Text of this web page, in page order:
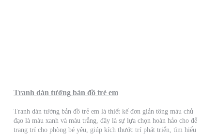
Tranh dán tường bản đồ trẻ em
Tranh dán tường bản đồ trẻ em là thiết kế đơn giản tông màu chủ
đạo là màu xanh và màu trắng, đây là sự lựa chọn hoàn hảo cho để
trang trí cho phòng bé yêu, giúp kích thước trí phát triển, tìm hiểu